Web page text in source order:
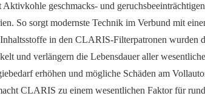
geschmacks- und
So sorgt modernste Technik im Verbund mit
in den CLARIS-Filterpatronen wurden
und verlängern die Lebensdauer aller
erhöhen und mögliche Schäden am
CLARIS zu einem wesentlichen Faktor für